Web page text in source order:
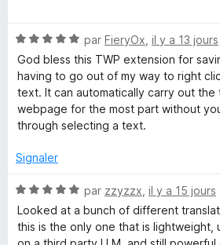
t
e
W
e
b
5
s
u
r
5
N
o
t
é
5
s
r
par FieryOx il y a 13 jours
God bless this TWP extension for
having to go out of my way to right
text. It can automatically carry out the
webpage for the most part without
through selecting a text.
Signaler
N
o
t
é
par zzyzzx il y a 15 jours
Looked at a bunch of different
this is the only one that is lightweight,